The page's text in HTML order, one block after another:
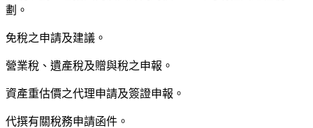
劃。
免稅之申請及建議。
營業稅、遺產稅及贈與稅之申報。
資產重估價之代理申請及簽證申報。
代撰有關稅務申請函件。